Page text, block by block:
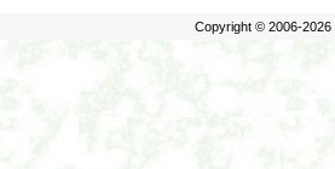
Copyright © 2006-2026